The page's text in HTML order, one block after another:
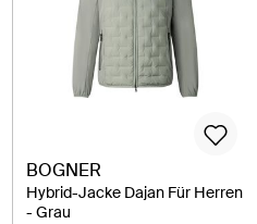
BOGNER
Hybrid-Jacke Dajan Für Herren
- Grau